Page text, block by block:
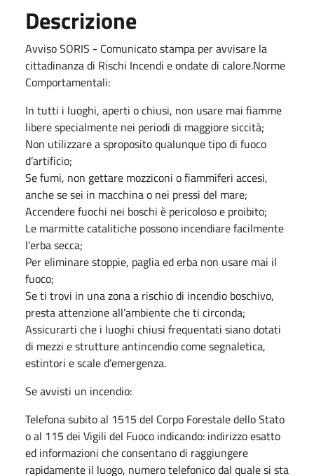
Descrizione
Avviso SORIS - Comunicato stampa per avvisare la
cittadinanza di Rischi Incendi e ondate di calore.Norme
Comportamentali:
In tutti i luoghi, aperti o chiusi, non usare mai fiamme
libere specialmente nei periodi di maggiore siccità;
Non utilizzare a sproposito qualunque tipo di fuoco
d’artificio;
Se fumi, non gettare mozziconi o fiammiferi accesi,
anche se sei in macchina o nei pressi del mare;
Accendere fuochi nei boschi è pericoloso e proibito;
Le marmitte catalitiche possono incendiare facilmente
l'erba secca;
Per eliminare stoppie, paglia ed erba non usare mai il
fuoco;
Se ti trovi in una zona a rischio di incendio boschivo,
presta attenzione all’ambiente che ti circonda;
Assicurarti che i luoghi chiusi frequentati siano dotati
di mezzi e strutture antincendio come segnaletica,
estintori e scale d’emergenza.
Se avvisti un incendio:
Telefona subito al 1515 del Corpo Forestale dello Stato
o al 115 dei Vigili del Fuoco indicando: indirizzo esatto
ed informazioni che consentano di raggiungere
rapidamente il luogo, numero telefonico dal quale si sta